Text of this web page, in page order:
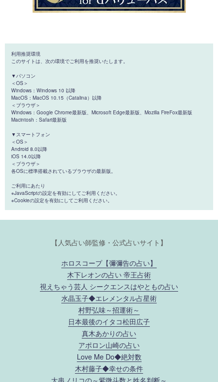
利用推奨環境
このサイトは、次の環境でご利用を推奨いたします。
▼パソコン
＜OS＞
Windows：Windows 10 以降
MacOS：MacOS 10.15（Catalina）以降
＜ブラウザ＞
Windows：Google Chrome最新版、Microsoft Edge最新版、Mozilla FireFox最新版
Macintosh：Safari最新版
▼スマートフォン
＜OS＞
Android 8.0以降
iOS 14.0以降
＜ブラウザ＞
各OSに標準搭載されているブラウザの最新版。
ご利用にあたり
※JavaScriptの設定を有効にしてご利用ください。
※Cookieの設定を有効にしてご利用ください。
【人気占い師監修・公式占いサイト】
ホロスコープ【彌彌告の占い】
木下レオンの占い 帝王占術
視えちゃう芸人 シークエンスはやともの占い
水晶玉子◆エレメンタル占星術
村野弘味～招運術～
日本最後のイタコ松田広子
真木あかりの占い
アポロン山崎の占い
Love Me Do◆絶対数
木村藤子◆幸せの条件
大串ノリコの～紫微斗数と姓名判断～